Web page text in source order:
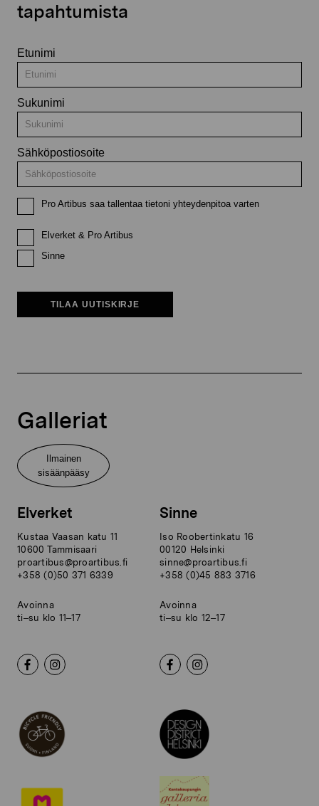
tapahtumista
Etunimi
Sukunimi
Sähköpostiosoite
Pro Artibus saa tallentaa tietoni yhteydenpitoa varten
Elverket & Pro Artibus
Sinne
TILAA UUTISKIRJE
Galleriat
Ilmainen
sisäänpääsy
Elverket
Kustaa Vaasan katu 11
10600 Tammisaari
proartibus@proartibus.fi
+358 (0)50 371 6339
Avoinna
ti–su klo 11–17
Sinne
Iso Roobertinkatu 16
00120 Helsinki
sinne@proartibus.fi
+358 (0)45 883 3716
Avoinna
ti–su klo 12–17